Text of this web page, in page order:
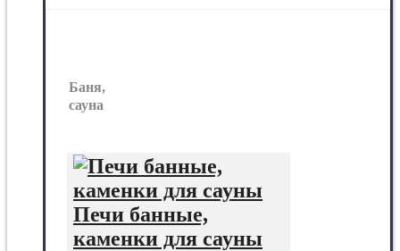
Баня,
сауна
Печи банные,
каменки для сауны